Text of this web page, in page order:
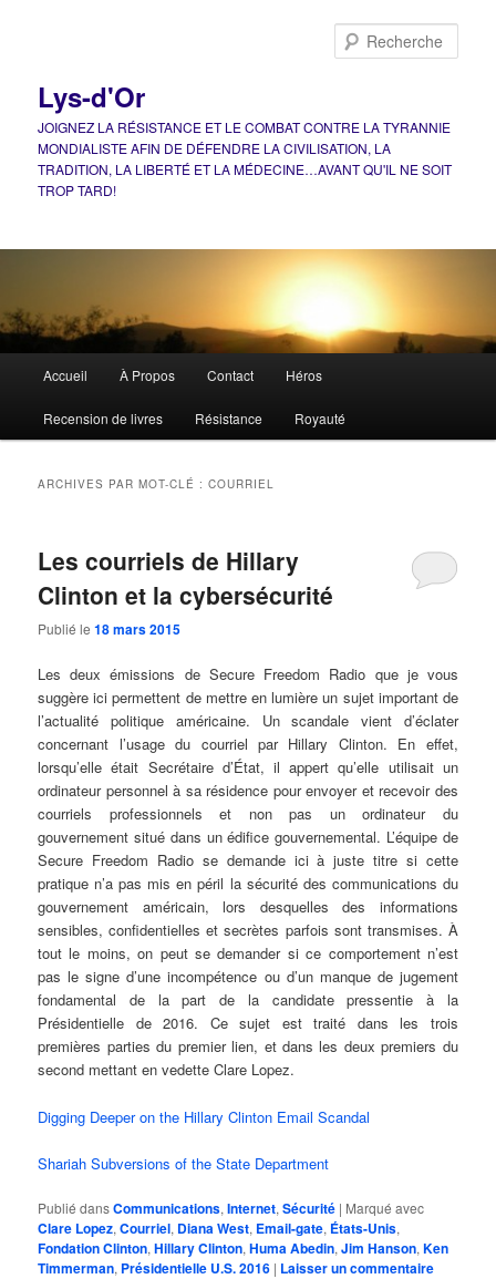
Lys-d'Or
JOIGNEZ LA RÉSISTANCE ET LE COMBAT CONTRE LA TYRANNIE
MONDIALISTE AFIN DE DÉFENDRE LA CIVILISATION, LA
TRADITION, LA LIBERTÉ ET LA MÉDECINE…AVANT QU'IL NE SOIT
TROP TARD!
principal
Accueil À Propos Contact Héros
Recension de livres Résistance Royauté
ARCHIVES PAR MOT-CLÉ :COURRIEL
Les courriels de Hillary
Clinton et la cybersécurité
Publié le18 mars 2015
Les deux émissions de Secure Freedom Radio que je vous
suggère ici permettent de mettre en lumière un sujet important de
l’actualité politique américaine. Un scandale vient d’éclater
concernant l’usage du courriel par Hillary Clinton. En effet,
lorsqu’elle était Secrétaire d’État, il appert qu’elle utilisait un
ordinateur personnel à sa résidence pour envoyer et recevoir des
courriels professionnels et non pas un ordinateur du
gouvernement situé dans un édifice gouvernemental. L’équipe de
Secure Freedom Radio se demande ici à juste titre si cette
pratique n’a pas mis en péril la sécurité des communications du
gouvernement américain, lors desquelles des informations
sensibles, confidentielles et secrètes parfois sont transmises. À
tout le moins, on peut se demander si ce comportement n’est
pas le signe d’une incompétence ou d’un manque de jugement
fondamental de la part de la candidate pressentie à la
Présidentielle de 2016. Ce sujet est traité dans les trois
premières parties du premier lien, et dans les deux premiers du
second mettant en vedette Clare Lopez.
Digging Deeper on the Hillary Clinton Email Scandal
Shariah Subversions of the State Department
Publié dansCommunications,Internet,Sécurité | Marqué avec
Clare Lopez,Courriel, Diana West, Email-gate, États-Unis,
Fondation Clinton,Hillary Clinton,Huma Abedin,Jim Hanson,Ken
Timmerman, Présidentielle U.S. 2016 | Laisser un commentaire